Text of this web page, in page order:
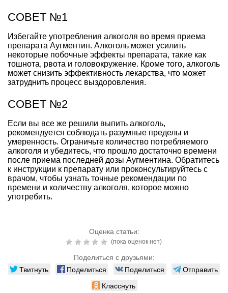
СОВЕТ №1
Избегайте употребления алкоголя во время приема
препарата Аугментин. Алкоголь может усилить
некоторые побочные эффекты препарата, такие как
тошнота, рвота и головокружение. Кроме того, алкоголь
может снизить эффективность лекарства, что может
затруднить процесс выздоровления.
СОВЕТ №2
Если вы все же решили выпить алкоголь,
рекомендуется соблюдать разумные пределы и
умеренность. Ограничьте количество потребляемого
алкоголя и убедитесь, что прошло достаточно времени
после приема последней дозы Аугментина. Обратитесь
к инструкции к препарату или проконсультируйтесь с
врачом, чтобы узнать точные рекомендации по
времени и количеству алкоголя, которое можно
употребить.
Оценка статьи:
(пока оценок нет)
Поделиться с друзьями:
Твитнуть Поделиться Поделиться
Отправить
Класснуть